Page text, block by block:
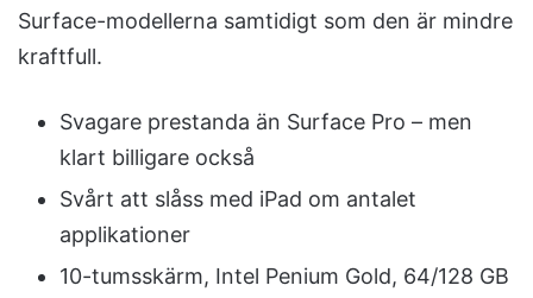
Surface-modellerna samtidigt som den är mindre
kraftfull.
Svagare prestanda än Surface Pro – men
klart billigare också
Svårt att slåss med iPad om antalet
applikationer
10-tumsskärm, Intel Penium Gold, 64/128 GB